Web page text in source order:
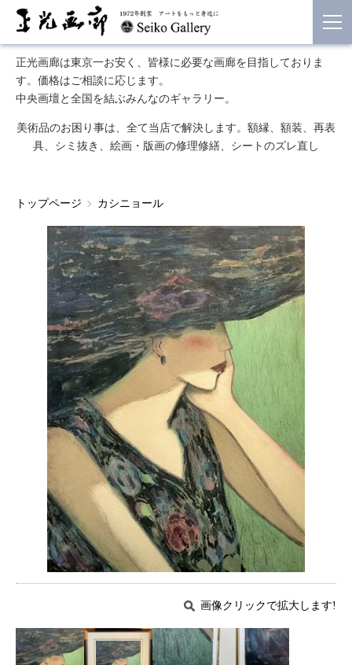
正光画廊は東京一お安く、皆様に必要な画廊を目指しておりま
す。価格はご相談に応じます。
中央画壇と全国を結ぶみんなのギャラリー。
美術品のお困り事は、全て当店で解決します。額縁、額装、再表
具、シミ抜き、絵画・版画の修理修繕、シートのズレ直し
トップページ カシニョール
画像クリックで拡大します!